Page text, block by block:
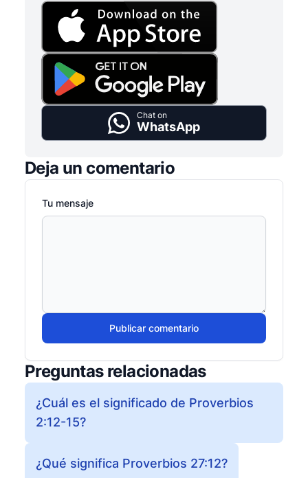
Chat on
WhatsApp
Deja un comentario
Tu mensaje
Publicar comentario
Preguntas relacionadas
¿Cuál es el significado de Proverbios
2:12-15?
¿Qué significa Proverbios 27:12?